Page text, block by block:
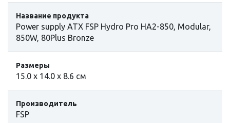
Название продукта
Power supply ATX FSP Hydro Pro HA2-850, Modular,
850W, 80Plus Bronze
Размеры
15.0 х 14.0 х 8.6 см
Производитель
FSP